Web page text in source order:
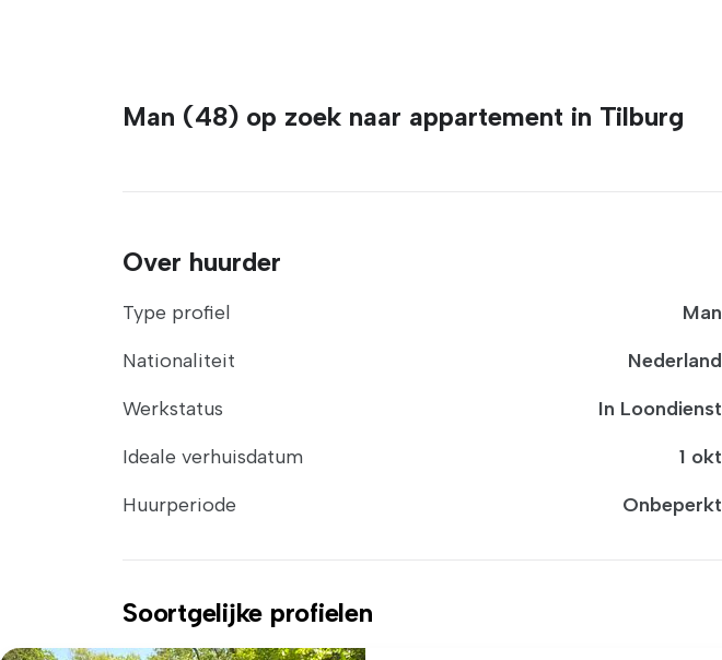
Man (48) op zoek naar appartement in Tilburg
Over huurder
Type profiel
Man
Nationaliteit
Nederland
Werkstatus
In Loondienst
Ideale verhuisdatum
1 okt
Huurperiode
Onbeperkt
Soortgelijke profielen